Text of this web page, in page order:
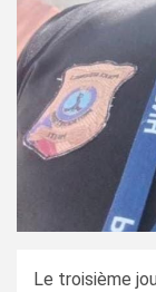
Le troisième